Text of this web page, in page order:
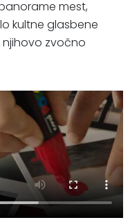
mest,
kultne glasbene
zvočno